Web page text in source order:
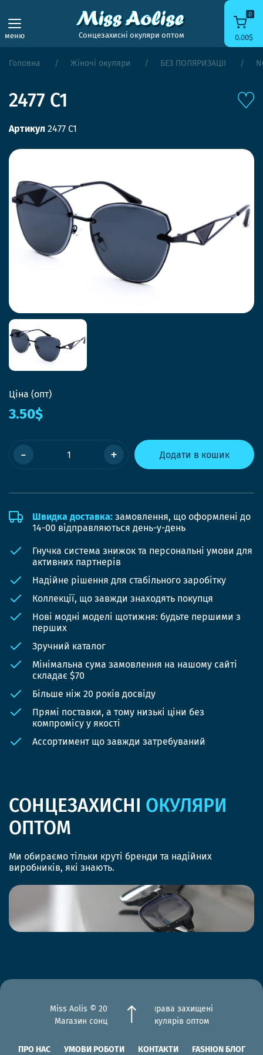
меню Сонцезахисні окуляри оптом
0
0.00$
Головна Жіночі окуляри БЕЗ ПОЛЯРИЗАЦІЇ
2477 C1
Артикул 2477 C1
Ціна (опт)
3.50$
- + Додати в кошик
Швидка доставка: замовлення, що оформлені до
14-00 відправляються день-у-день
Гнучка система знижок та персональні умови для
активних партнерів
Надійне рішення для стабільного заробітку
Коллекції, що завжди знаходять покупця
Нові модні моделі щотижня: будьте першими з
перших
Зручний каталог
Мінімальна сума замовлення на нашому сайті
складає $70
Більше ніж 20 років досвіду
Прямі поставки, а тому низькі ціни без
компромісу у якості
Ассортимент що завжди затребуваний
СОНЦЕЗАХИСНІ ОКУЛЯРИ
ОПТОМ
Ми обираємо тільки круті бренди та надійних
виробників, які знають.
Miss Aolis © 2012-2026 Всі права захищені
Магазин сонцезахисних окулярів оптом
ПРО НАС УМОВИ РОБОТИ КОНТАКТИ FASHION БЛОГ